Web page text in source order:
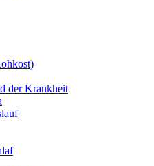
der Krankheit